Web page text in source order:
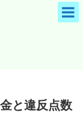
と違反点数